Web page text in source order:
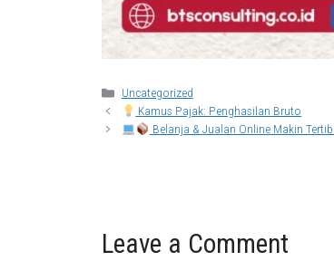
Categories
Uncategorized
Kamus Pajak: Penghasilan Bruto
Belanja & Jualan Online Makin
Leave a Comment